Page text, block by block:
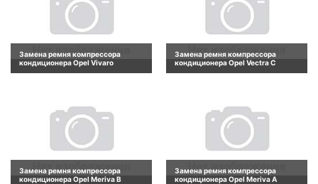
Замена ремня компрессора
кондиционера Opel Vivaro
Замена ремня компрессора
кондиционера Opel Vectra C
Замена ремня компрессора
кондиционера Opel Meriva B
Замена ремня компрессора
кондиционера Opel Meriva A